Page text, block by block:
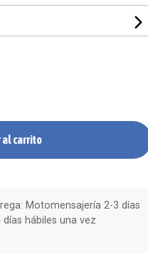
al carrito
Motomensajería 2-3 días
hábiles una vez